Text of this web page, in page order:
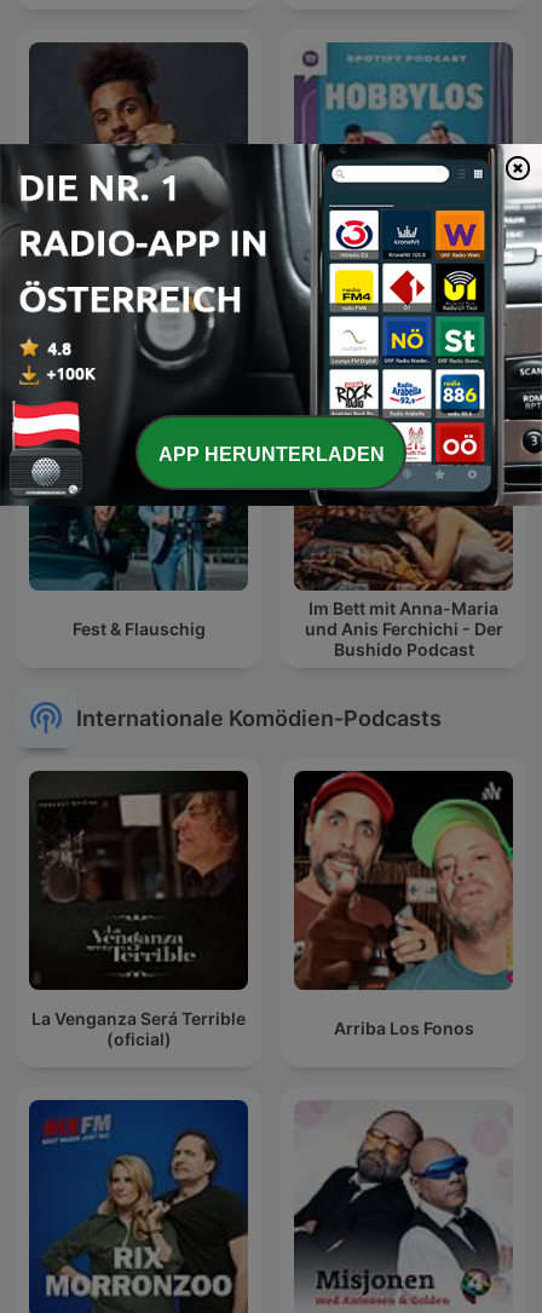
Rick Azas Hobbylos
Fest & Flauschig
Im Bett mit Anna-Maria
und Anis Ferchichi - Der
Bushido Podcast
Internationale Komödien-Podcasts
La Venganza Será Terrible
(oficial)
Arriba Los Fonos
APP HERUNTERLADEN